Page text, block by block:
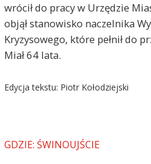
wrócił do pracy w Urzędzie
objął stanowisko naczelnika
Kryzysowego, które pełnił do
Miał 64 lata.
Edycja tekstu: Piotr Kołodziejski
GDZIE: ŚWINOUJŚCIE